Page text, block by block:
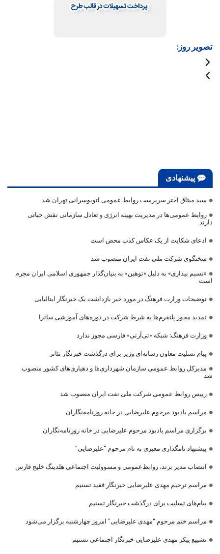
تصویر روز:
پیشنهادی
سید میثاق اختر سرپرست روابط عمومی اتوبوسرانی تهران شد
روابط عمومی‌ها در مدیریت بهینه انرژی و تعادل سازمانی نقش حیاتی
دارند
ادعای شکایت از یک عکاس کذب محض است
سخنگوی شرکت ملی نفت ایران منصوب شد
«نسیم بیداری» به دلیل «توهین» به بنیان‌گذار جمهوری اسلامی ایران مجرم
است
توضیحات وزارت فرهنگ در مورد خبر بازداشت یک خبرنگار ایتالیایی
تمدید مجوز پلتفرم‌ها به شرط شرکت در دوره‌های آموزشی ساترا
وزارت فرهنگ: شبکه «تی‌آرتی» فارسی مجوز ندارد
پیام تسلیت معاون رسانه‌ای وزیر برای درگذشت خبرنگار تئاتر
مدیرکل روابط عمومی سازمان شهرداری‌ها و دهیاری‌های کشور منصوب
شد
رییس روابط عمومی شرکت ملی نفت ایران منصوب شد
مراسم یادبود مرحوم علیرضایی در خانه روزنامه‌نگاران
برگزاری مراسم یادبود مرحوم علیرضایی در خانه روزنامه‌نگاران
پیشنهاد نامگذاری معبری به نام مرحوم “علیرضایی”
انتصاب مدیر برند، روابط‌عمومی و مسوولیت اجتماعی هلدینگ خلیج فارس
مراسم ترحیم مهدی علیرضایی خبرنگار فقید تسنیم
پیام‌های تسلیت برای درگذشت خبرنگار تسنیم
مراسم ختم مرحوم “مهدی علیرضایی” امروز چهارشنبه برگزار می‌شود
تشییع پیکر مهدی علیرضایی خبرنگار اجتماعی تسنیم